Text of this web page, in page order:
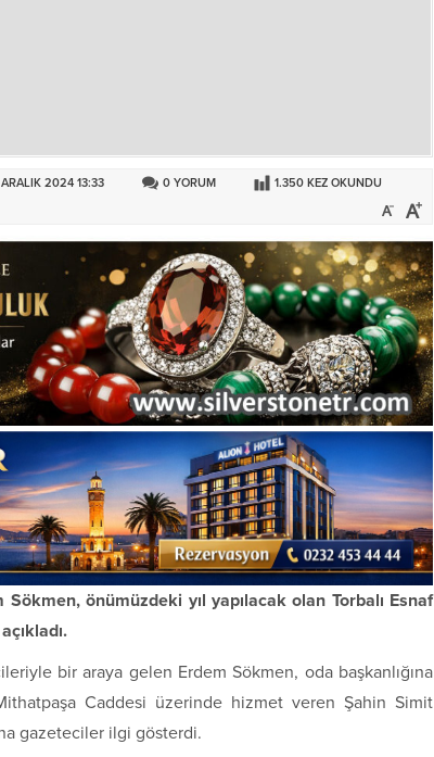
2024 13:33 0 YORUM 1.350 KEZ OKUNDU
önümüzdeki yıl yapılacak olan Torbalı Esnaf
bir araya gelen Erdem Sökmen, oda başkanlığına
Caddesi üzerinde hizmet veren Şahin Simit
gazeteciler ilgi gösterdi.